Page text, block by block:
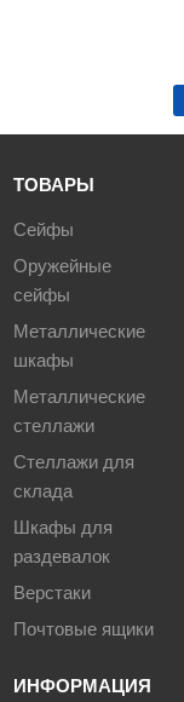
ТОВАРЫ
Сейфы
Оружейные
сейфы
Металлические
шкафы
Металлические
стеллажи
Стеллажи для
склада
Шкафы для
раздевалок
Верстаки
Почтовые ящики
ИНФОРМАЦИЯ